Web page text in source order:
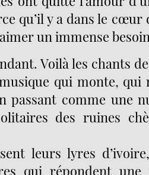
qu’il y a dans le cœur
un immense
Voilà les chants
qui monte, qui
passant comme une
des ruines
leurs lyres
qui répondent